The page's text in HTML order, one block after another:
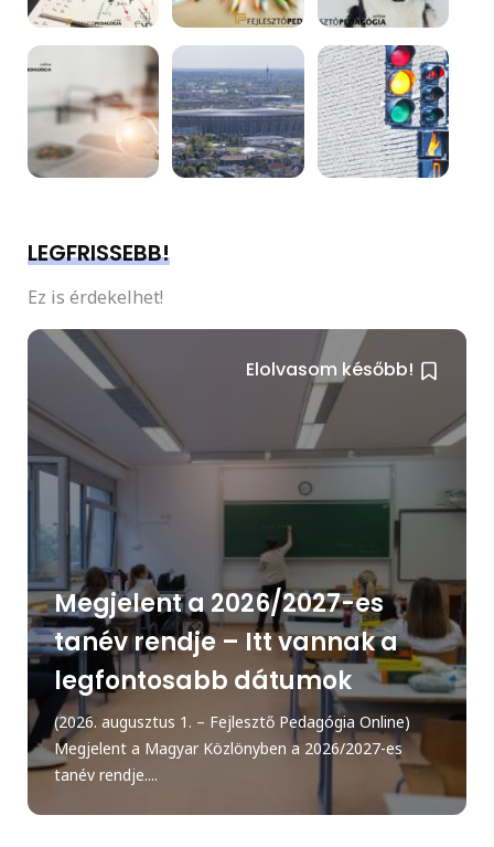
LEGFRISSEBB!
Ez is érdekelhet!
Elolvasom később!
Megjelent a 2026/2027-es
tanév rendje – Itt vannak a
legfontosabb dátumok
(2026. augusztus 1. – Fejlesztő Pedagógia Online)
Megjelent a Magyar Közlönyben a 2026/2027-es
tanév rendje....